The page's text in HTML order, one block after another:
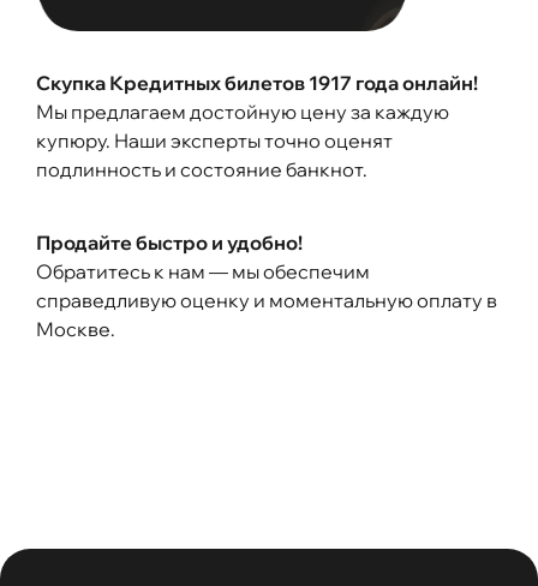
Скупка Кредитных билетов 1917 года онлайн!
Мы предлагаем достойную цену за каждую
купюру. Наши эксперты точно оценят
подлинность и состояние банкнот.
Продайте быстро и удобно!
Обратитесь к нам — мы обеспечим
справедливую оценку и моментальную оплату в
Москве.